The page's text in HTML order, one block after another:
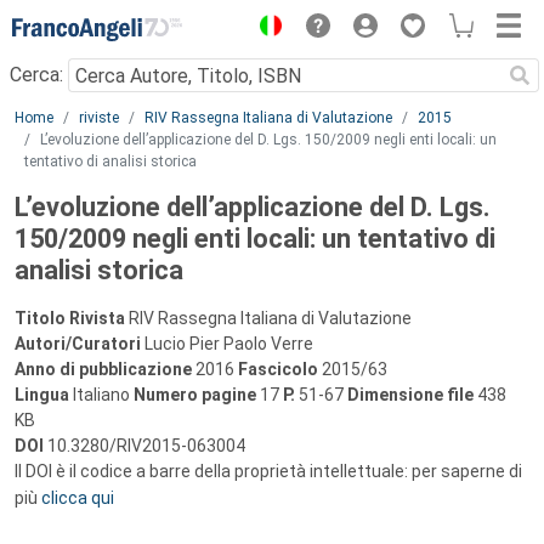
Menu
Cerca:
Main content
Home riviste RIV Rassegna Italiana di Valutazione
2015
L’evoluzione dell’applicazione del D. Lgs. 150/2009 negli enti locali: un
tentativo di analisi storica
L’evoluzione dell’applicazione del D. Lgs.
150/2009 negli enti locali: un tentativo di
analisi storica
Titolo Rivista RIV Rassegna Italiana di Valutazione
Autori/Curatori Lucio Pier Paolo Verre
Anno di pubblicazione 2016 Fascicolo 2015/63
Lingua Italiano Numero pagine 17 P. 51-67 Dimensione file 438
KB
DOI 10.3280/RIV2015-063004
Il DOI è il codice a barre della proprietà intellettuale: per saperne di
più clicca qui